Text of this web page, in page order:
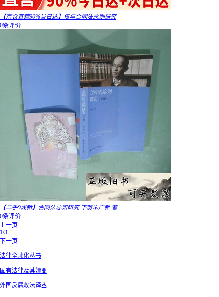
【京仓直营90%当日达】债与合同法总则研究
0条评价
【二手9成新】合同法总则研究 下册朱广新 著
0条评价
上一页
1/3
下一页
法律全球化丛书
固有法律及其嬗变
外国反腐败法译丛